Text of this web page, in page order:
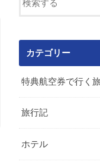
カテゴリー
特典航空券で行く旅
旅行記
ホテル